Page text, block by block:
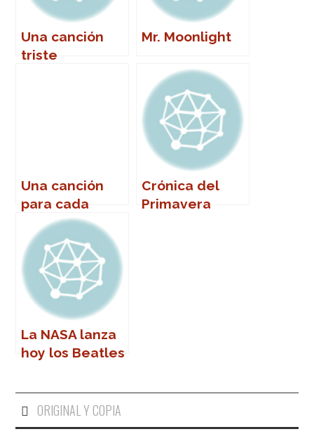
Una canción
triste
Mr. Moonlight
Una canción
para cada
nombre (de
mujer)
Crónica del
Primavera
La NASA lanza
hoy los Beatles
ORIGINAL Y COPIA